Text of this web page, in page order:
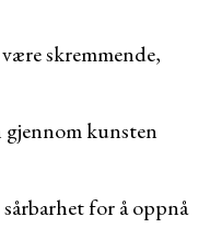
skremmende,
gjennom kunsten
for å oppnå